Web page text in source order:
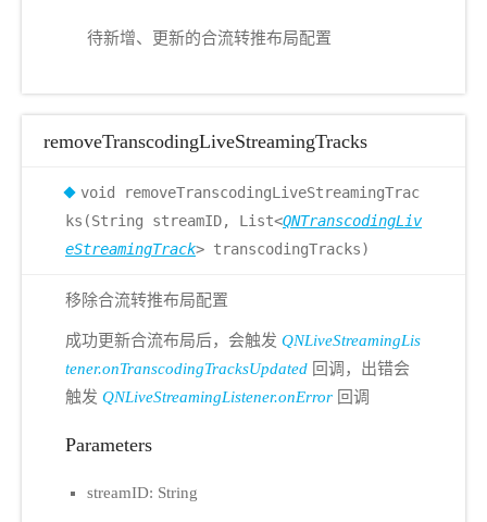
待新增、更新的合流转推布局配置
removeTranscodingLiveStreamingTracks
void removeTranscodingLiveStreamingTrac
ks(String streamID, List<QNTranscodingLiv
eStreamingTrack> transcodingTracks)
移除合流转推布局配置
成功更新合流布局后，会触发 QNLiveStreamingLis
tener.onTranscodingTracksUpdated 回调，出错会
触发 QNLiveStreamingListener.onError 回调
Parameters
streamID: String